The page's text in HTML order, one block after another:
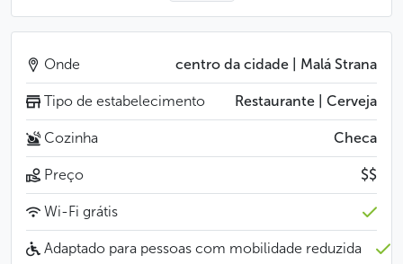
dragão. Cada Lokál tem uma decoração original, que
no caso do U Bílé kuželky ficou por conta do Studio
Najbrt.
Pode experimentar tripa, servida como prato
principal, em fricassê clássico. Os apreciadores de
paladares mais suaves devem experimentar o frango
na páprica ou o peito de frango temperado com
cogumelos. Não deixe de experimentar os petiscos
que caem muito bem com a cerveja, como
o arenque ou o presunto de Praga.
Onde centro da cidade | Malá Strana
Tipo de estabelecimento Restaurante | Cerveja
Cozinha Checa
Preço $$
Wi-Fi grátis
Adaptado para pessoas com mobilidade reduzida